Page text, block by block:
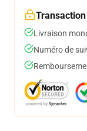
Livraison
Numéro de